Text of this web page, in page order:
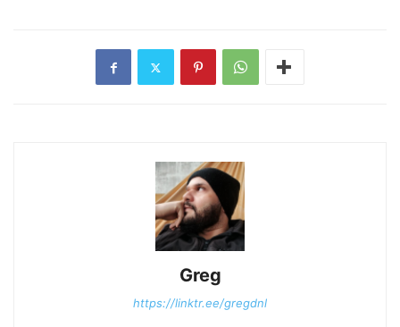
Greg
https://linktr.ee/gregdnl